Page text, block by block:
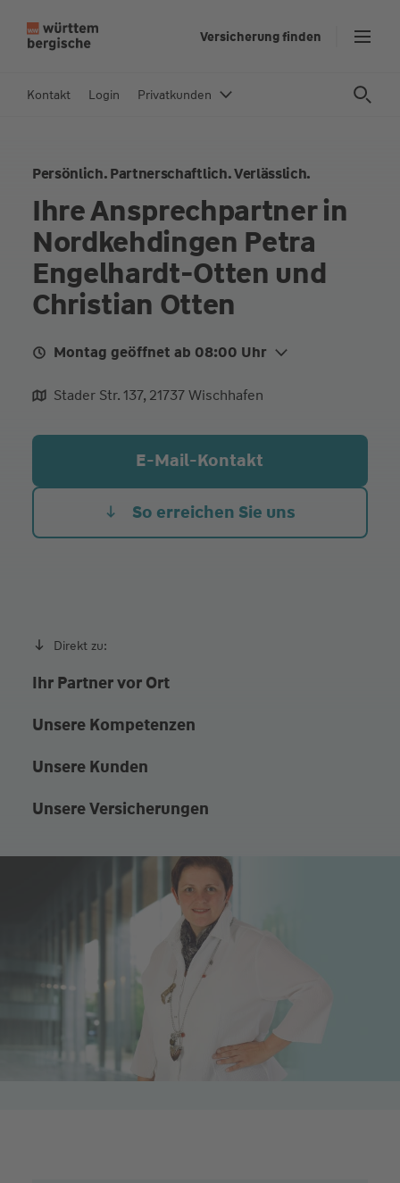
In
Versicherung finden
Kontakt Login Privatkunden
Persönlich. Partnerschaftlich. Verlässlich.
Ihre Ansprechpartner in
Nordkehdingen Petra
Engelhardt-Otten und
Christian Otten
Montag geöffnet ab 08:00 Uhr
Mo.
08:00 - 12:00
09:00 - 12:00
Und nach Terminvereinbarung
Stader Str. 137, 21737 Wischhafen
E-Mail-Kontakt
So erreichen Sie uns
Direkt zu:
Ihr Partner vor Ort
Unsere Kompetenzen
Unsere Kunden
Unsere Versicherungen